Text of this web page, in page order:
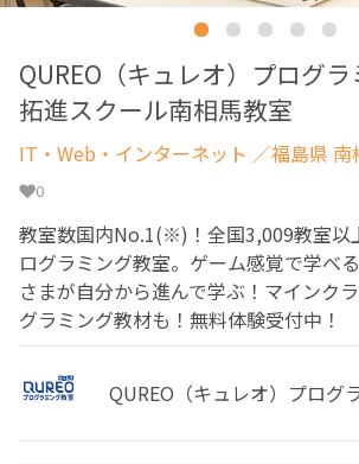
QUREO（キュレオ）プログ
拓進スクール南相馬教室
IT・Web・インターネット ／福島県
0
教室数国内No.1(※)！全国3,009教室以
ログラミング教室。ゲーム感覚で学べ
さまが自分から進んで学ぶ！マインク
グラミング教材も！無料体験受付中！
QUREO（キュレオ）プログ